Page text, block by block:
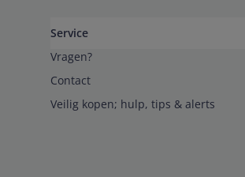
Service
Vragen?
Contact
Veilig kopen; hulp, tips & alerts